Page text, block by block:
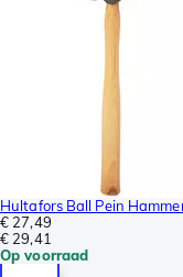
Hultafors Ball Pein
€ 27,49
€ 29,41
Op voorraad